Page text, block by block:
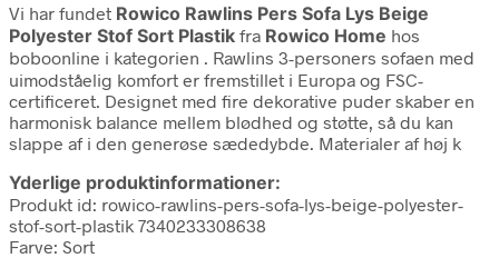
Vi har fundet Rowico Rawlins Pers Sofa Lys Beige
Polyester Stof Sort Plastik fra Rowico Home hos
boboonline i kategorien . Rawlins 3-personers sofaen med
uimodståelig komfort er fremstillet i Europa og FSC-
certificeret. Designet med fire dekorative puder skaber en
harmonisk balance mellem blødhed og støtte, så du kan
slappe af i den generøse sædedybde. Materialer af høj k
Yderlige produktinformationer:
Produkt id: rowico-rawlins-pers-sofa-lys-beige-polyester-
stof-sort-plastik 7340233308638
Farve: Sort